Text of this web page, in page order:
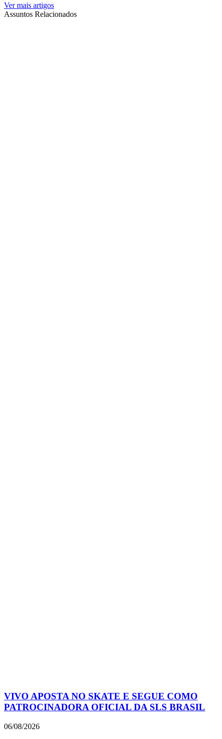
Ver mais artigos
Assuntos Relacionados
VIVO APOSTA NO SKATE E SEGUE COMO
PATROCINADORA OFICIAL DA SLS BRASIL
06/08/2026